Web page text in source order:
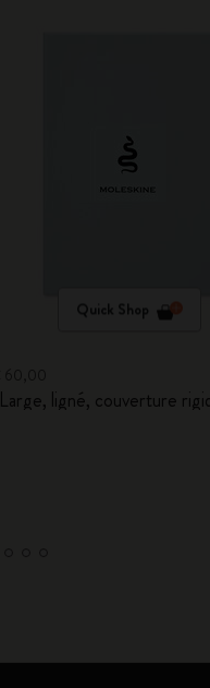
Quick Shop
Large, ligné, couverture